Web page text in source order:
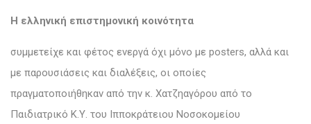
Η ελληνική επιστημονική κοινότητα
συμμετείχε και φέτος ενεργά όχι μόνο με posters, αλλά και
με παρουσιάσεις και διαλέξεις, οι οποίες
πραγματοποιήθηκαν από την κ. Χατζηαγόρου από το
Παιδιατρικό Κ.Υ. του Ιπποκράτειου Νοσοκομείου